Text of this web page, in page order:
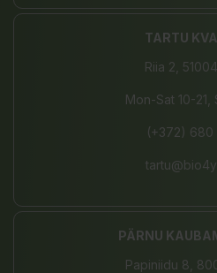
TARTU
Riia 2,
Mon-Sat 10-21,
(+372) 680
PÄRNU
Papiniidu 8,